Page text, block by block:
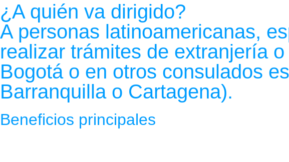
¿A quién va dirigido?
A personas latinoamericanas,
realizar trámites de extranjería
Bogotá o en otros consulados
Barranquilla o Cartagena).
Beneficios principales